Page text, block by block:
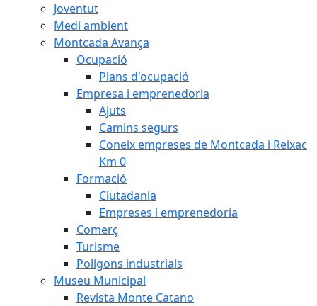
Joventut
Medi ambient
Montcada Avança
Ocupació
Plans d'ocupació
Empresa i emprenedoria
Ajuts
Camins segurs
Coneix empreses de Montcada i Reixac
Km 0
Formació
Ciutadania
Empreses i emprenedoria
Comerç
Turisme
Polígons industrials
Museu Municipal
Revista Monte Catano